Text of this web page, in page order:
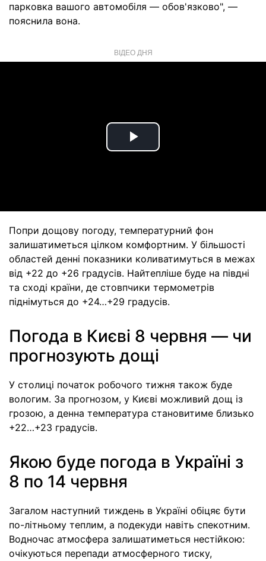
парковка вашого автомобіля — обов'язково", —
пояснила вона.
ВІДЕО ДНЯ
Play
Попри дощову погоду, температурний фон
залишатиметься цілком комфортним. У більшості
областей денні показники коливатимуться в межах
від +22 до +26 градусів. Найтепліше буде на півдні
та сході країни, де стовпчики термометрів
піднімуться до +24…+29 градусів.
Погода в Києві 8 червня — чи
прогнозують дощі
У столиці початок робочого тижня також буде
вологим. За прогнозом, у Києві можливий дощ із
грозою, а денна температура становитиме близько
+22…+23 градусів.
Якою буде погода в Україні з
8 по 14 червня
Загалом наступний тиждень в Україні обіцяє бути
по-літньому теплим, а подекуди навіть спекотним.
Водночас атмосфера залишатиметься нестійкою:
очікуються перепади атмосферного тиску,